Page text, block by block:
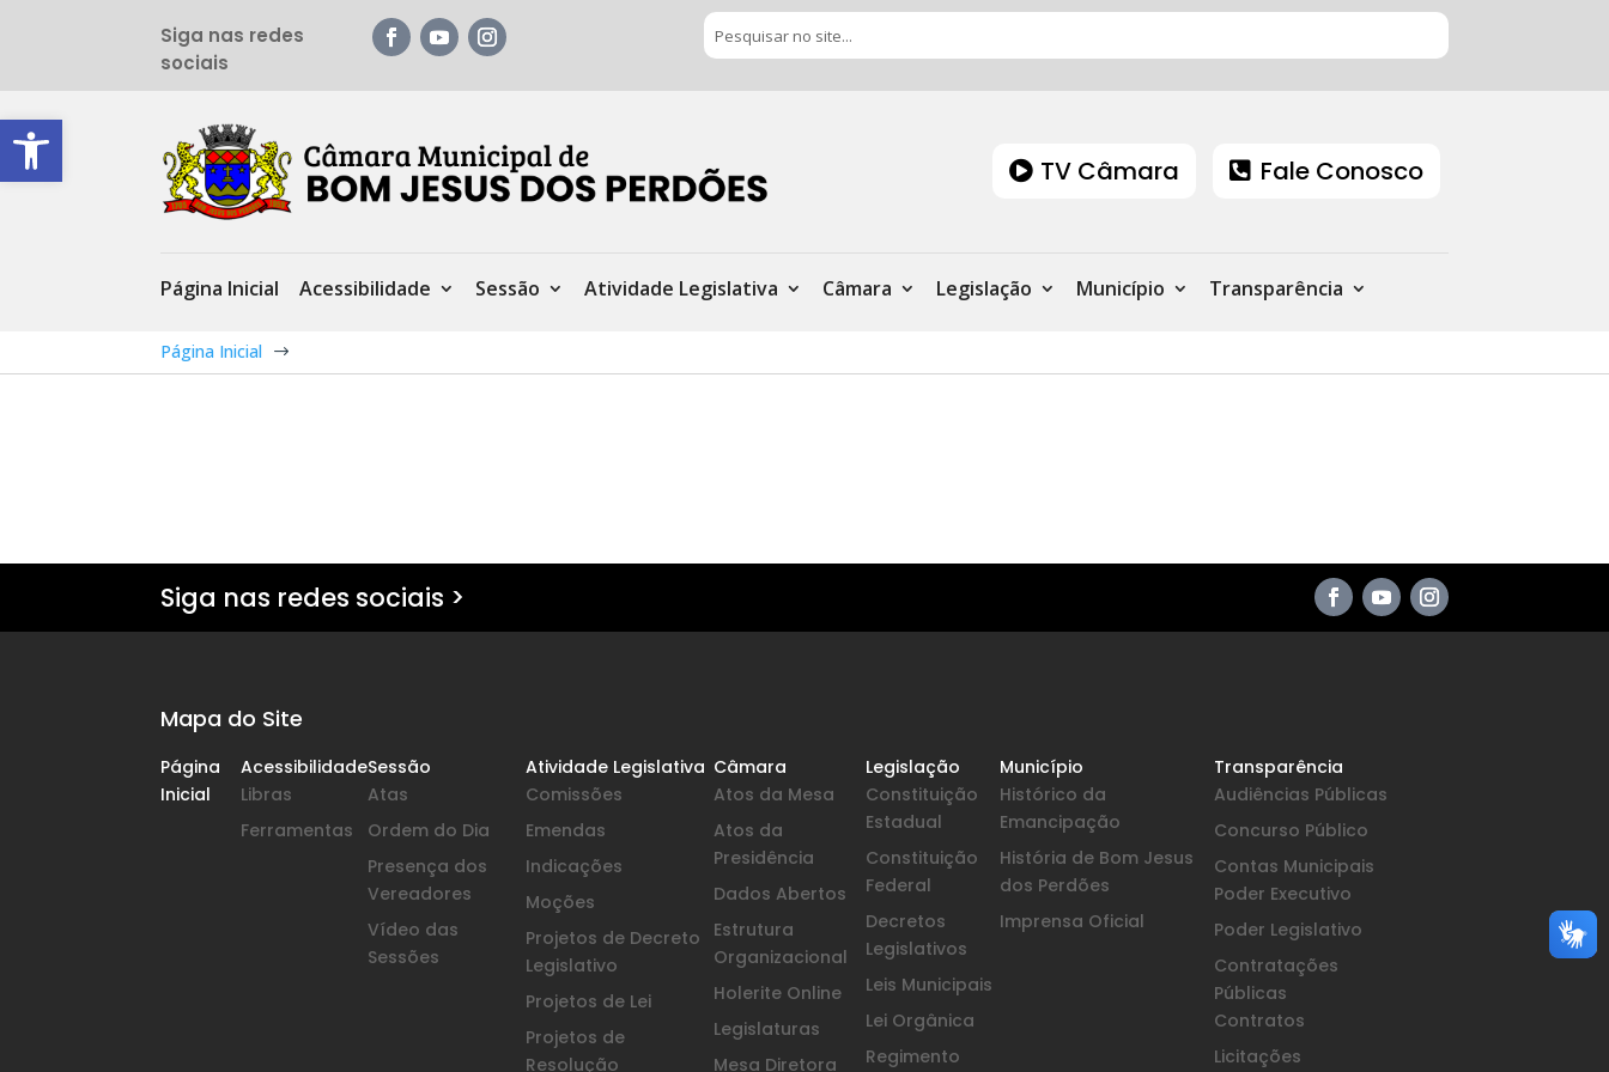
Barra de Ferramentas Aberta
Siga nas redes
sociais
TV Câmara Fale Conosco
Página Inicial Acessibilidade Sessão Atividade Legislativa Câmara Legislação Município Transparência
Página Inicial $
Siga nas redes sociais >
Mapa do Site
Página
Inicial
Acessibilidade
Libras
Ferramentas
Sessão
Atas
Ordem do Dia
Presença dos
Vereadores
Vídeo das
Sessões
Atividade Legislativa
Comissões
Emendas
Indicações
Moções
Projetos de Decreto
Legislativo
Projetos de Lei
Projetos de
Resolução
Câmara
Atos da Mesa
Atos da
Presidência
Dados Abertos
Estrutura
Organizacional
Holerite Online
Legislaturas
Mesa Diretora
Legislação
Constituição
Estadual
Constituição
Federal
Decretos
Legislativos
Leis Municipais
Lei Orgânica
Regimento
Município
Histórico da
Emancipação
História de Bom Jesus
dos Perdões
Imprensa Oficial
Transparência
Audiências Públicas
Concurso Público
Contas Municipais
Poder Executivo
Poder Legislativo
Contratações
Públicas
Contratos
Licitações